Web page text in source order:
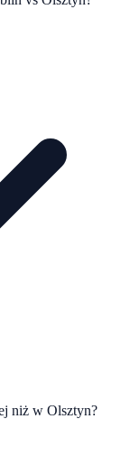
niż w Olsztyn?